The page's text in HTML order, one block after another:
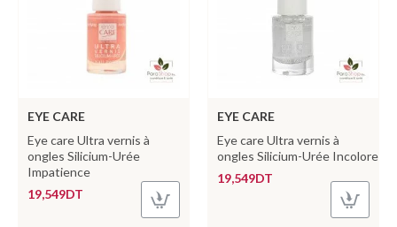
EYE CARE
Eye care Ultra vernis à
ongles Silicium-Urée
Impatience
19,549DT
EYE CARE
Eye care Ultra vernis à
ongles Silicium-Urée Incolore
19,549DT